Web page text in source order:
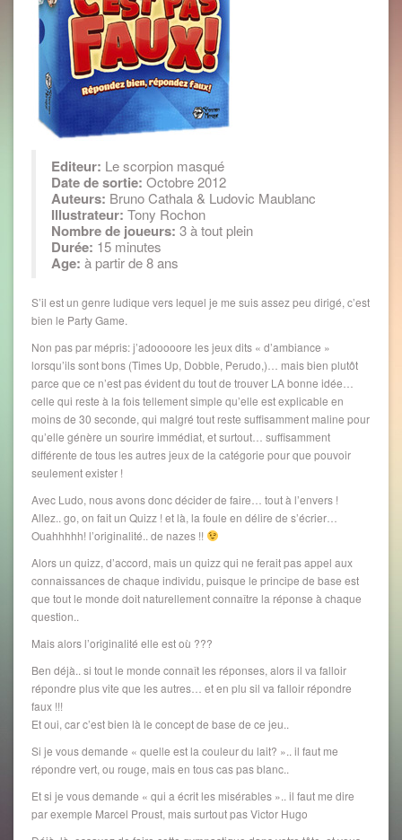
Editeur: Le scorpion masqué
Date de sortie: Octobre 2012
Auteurs: Bruno Cathala & Ludovic Maublanc
Illustrateur: Tony Rochon
Nombre de joueurs: 3 à tout plein
Durée: 15 minutes
Age: à partir de 8 ans
S’il est un genre ludique vers lequel je me suis assez peu dirigé, c’est
bien le Party Game.
Non pas par mépris: j’adooooore les jeux dits « d’ambiance »
lorsqu’ils sont bons (Times Up, Dobble, Perudo,)… mais bien plutôt
parce que ce n’est pas évident du tout de trouver LA bonne idée…
celle qui reste à la fois tellement simple qu’elle est explicable en
moins de 30 seconde, qui malgré tout reste suffisamment maline pour
qu’elle génère un sourire immédiat, et surtout… suffisamment
différente de tous les autres jeux de la catégorie pour que pouvoir
seulement exister !
Avec Ludo, nous avons donc décider de faire… tout à l’envers !
Allez.. go, on fait un Quizz ! et là, la foule en délire de s’écrier…
Ouahhhhh! l’originalité.. de nazes !!
Alors un quizz, d’accord, mais un quizz qui ne ferait pas appel aux
connaissances de chaque individu, puisque le principe de base est
que tout le monde doit naturellement connaître la réponse à chaque
question..
Mais alors l’originalité elle est où ???
Ben déjà.. si tout le monde connaît les réponses, alors il va falloir
répondre plus vite que les autres… et en plu sil va falloir répondre
faux !!!
Et oui, car c’est bien là le concept de base de ce jeu..
Si je vous demande « quelle est la couleur du lait? ».. il faut me
répondre vert, ou rouge, mais en tous cas pas blanc..
Et si je vous demande « qui a écrit les misérables ».. il faut me dire
par exemple Marcel Proust, mais surtout pas Victor Hugo